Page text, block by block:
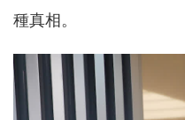
種真相。